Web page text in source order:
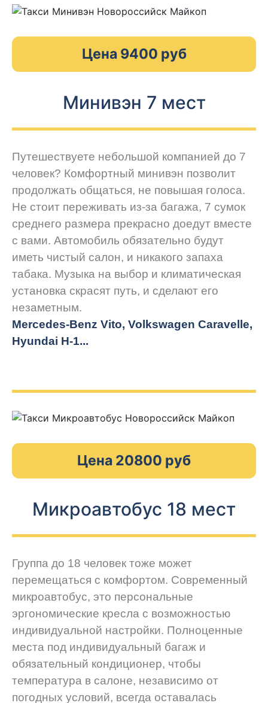
Цена 9400 руб
Минивэн 7 мест
Путешествуете небольшой компанией до 7
человек? Комфортный минивэн позволит
продолжать общаться, не повышая голоса.
Не стоит переживать из-за багажа, 7 сумок
среднего размера прекрасно доедут вместе
с вами. Автомобиль обязательно будут
иметь чистый салон, и никакого запаха
табака. Музыка на выбор и климатическая
установка скрасят путь, и сделают его
незаметным.
Mercedes-Benz Vito, Volkswagen Caravelle,
Hyundai H-1...
Цена 20800 руб
Микроавтобус 18 мест
Группа до 18 человек тоже может
перемещаться с комфортом. Современный
микроавтобус, это персональные
эргономические кресла с возможностью
индивидуальной настройки. Полноценные
места под индивидуальный багаж и
обязательный кондиционер, чтобы
температура в салоне, независимо от
погодных условий, всегда оставалась